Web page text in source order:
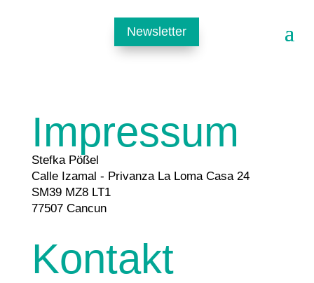
Newsletter
Impressum
Stefka Pößel
Calle Izamal - Privanza La Loma Casa 24
SM39 MZ8 LT1
77507 Cancun
Kontakt